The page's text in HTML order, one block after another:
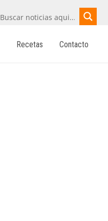
Recetas Contacto